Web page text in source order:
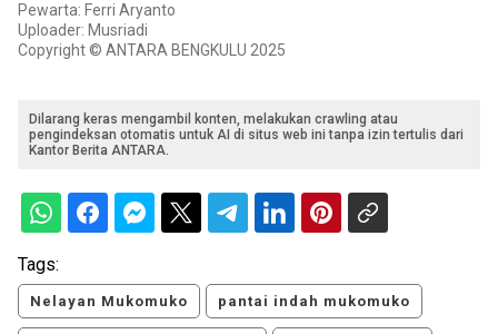
Pewarta: Ferri Aryanto
Uploader: Musriadi
Copyright © ANTARA BENGKULU 2025
Dilarang keras mengambil konten, melakukan crawling atau
pengindeksan otomatis untuk AI di situs web ini tanpa izin tertulis dari
Kantor Berita ANTARA.
Tags:
Nelayan Mukomuko pantai indah mukomuko